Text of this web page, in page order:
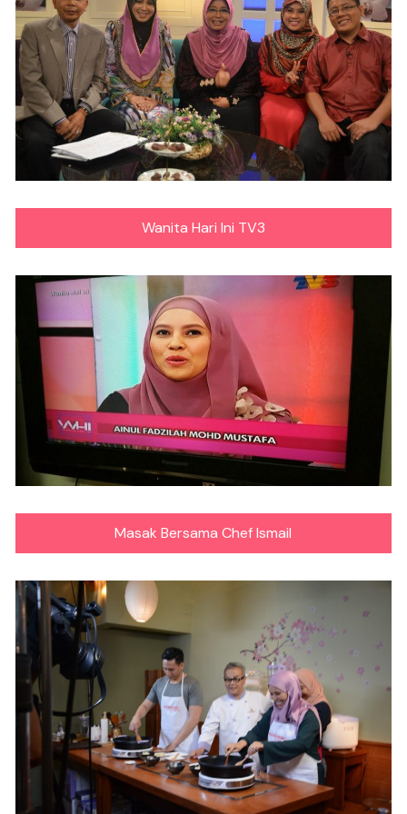
Wanita Hari Ini TV3
Masak Bersama Chef Ismail